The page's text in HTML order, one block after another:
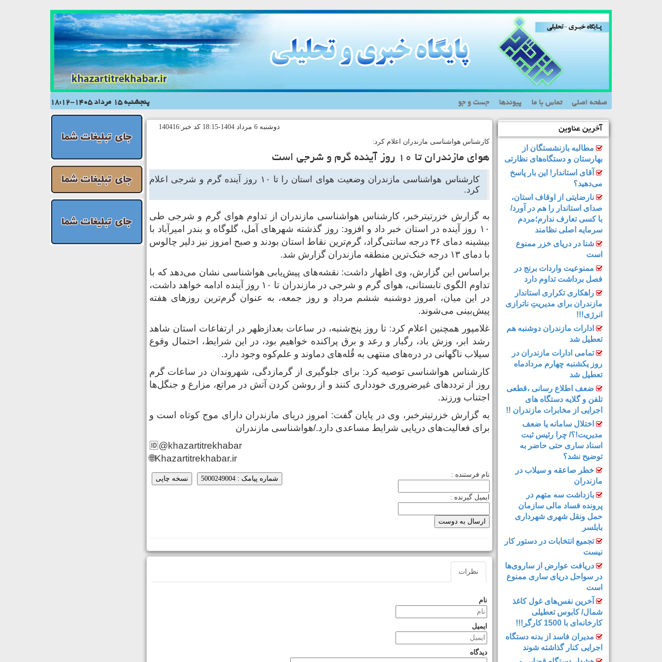
پنجشنبه 15 مرداد 1405-18:12 صفحه اصلی تماس با ما پیوندها جست و جو
آخرین عناوین
مطالبه بازنشستگان از
بهارستان و دستگاه‌های نظارتی
آقای استاندار! این بار پاسخ
می‌دهید؟
نارضایتی از اوقاف استان،
صدای استاندار را هم در آورد/
با کسی تعارف ندارم؛مردم
سرمایه اصلی نظامند
شنا در دریای خزر ممنوع
است
ممنوعیت واردات برنج در
فصل برداشت تداوم دارد
راهکاری تکراری استاندار
مازندران برای مدیریتِ ناترازی
انرژی!!!
ادارات مازندران دوشنبه هم
تعطیل شد
تمامی ادارات مازندران در
روز یکشنبه چهارم مردادماه
تعطیل شد
ضعف اطلاع رسانی ،قطعی
تلفن و گلایه دستگاه های
اجرایی از مخابرات مازندران !!
اختلال سامانه یا ضعف
مدیریت!؟/ چرا رئیس ثبت
اسناد ساری حتی حاضر به
توضیح نشد؟
خطر صاعقه و سیلاب در
مازندران
بازداشت سه متهم در
پرونده فساد مالی سازمان
حمل‌ ونقل شهری شهرداری
بابلسر
تجمیع انتخابات در دستور کار
نیست
دریافت عوارض از ساروی‌ها
در سواحل دریای ساری ممنوع
است
آخرین نفس‌های غول کاغذ
شمال‌/ ‌کابوس تعطیلی
کارخانه‌ای با 1500 کارگر!!!
مدیران فاسد از بدنه دستگاه
اجرایی کنار گذاشته شوند
دوشنبه 6 مرداد 1404-18:15 کد خبر:140416
کارشناس هواشناسی مازندران اعلام کرد:
هوای مازندران تا ۱۰ روز آینده گرم و شرجی است
کارشناس هواشناسی مازندران وضعیت هوای استان را تا ۱۰ روز آینده گرم و شرجی اعلام
کرد.
به گزارش خزرتیترخبر، کارشناس هواشناسی مازندران از تداوم هوای گرم و شرجی طی
۱۰ روز آینده در استان خبر داد و افزود: روز گذشته شهرهای آمل، گلوگاه و بندر امیرآباد با
بیشینه دمای ۳۶ درجه سانتی‌گراد، گرم‌ترین نقاط استان بودند و صبح امروز نیز دلیر چالوس
با دمای ۱۳ درجه خنک‌ترین منطقه مازندران گزارش شد.
براساس این گزارش، وی اظهار داشت: نقشه‌های پیش‌یابی هواشناسی نشان می‌دهد که با
تداوم الگوی تابستانی، هوای گرم و شرجی در مازندران تا ۱۰ روز آینده ادامه خواهد داشت،
در این میان، امروز دوشنبه ششم مرداد و روز جمعه، به عنوان گرم‌ترین روزهای هفته
پیش‌بینی می‌شوند.
غلامپور همچنین اعلام کرد: تا روز پنج‌شنبه، در ساعات بعدازظهر در ارتفاعات استان شاهد
رشد ابر، وزش باد، رگبار و رعد و برق پراکنده خواهیم بود، در این شرایط، احتمال وقوع
سیلاب ناگهانی در دره‌های منتهی به قُله‌های دماوند و علم‌کوه وجود دارد.
کارشناس هواشناسی توصیه کرد: برای جلوگیری از گرمازدگی، شهروندان در ساعات گرم
روز از ترددهای غیرضروری خودداری کنند و از روشن کردن آتش در مراتع، مزارع و جنگل‌ها
اجتناب ورزند.
به گزارش خزرتیترخبر، وی در پایان گفت: امروز دریای مازندران دارای موج کوتاه است و
برای فعالیت‌های دریایی شرایط مساعدی دارد./هواشناسی مازندران
🆔@khazartitrekhabar
🌐Khazartitrekhabar.ir
نسخه چاپی شماره پیامک : 5000249004
نام فرستنده :
ایمیل گیرنده :
نظرات
نام
ایمیل
دیدگاه